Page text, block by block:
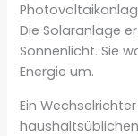
Die Solaranlage
Sonnenlicht. Sie
Energie um.
Ein